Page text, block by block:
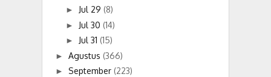
► Jul 29 (8)
► Jul 30 (14)
► Jul 31 (15)
► Agustus (366)
► September (223)